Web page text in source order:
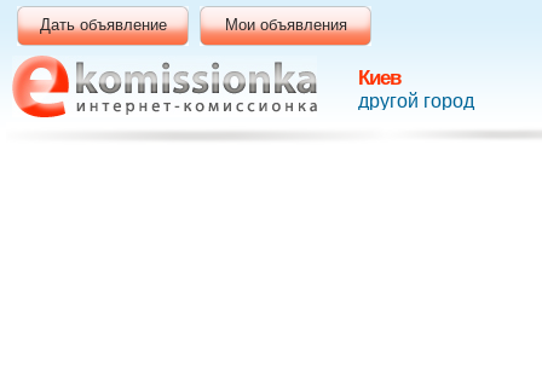
Киев
другой город
Дать объявление Мои объявления